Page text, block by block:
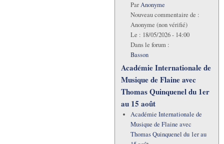
ParAnonyme
Nouveau commentaire de :
Anonyme (non vérifié)
Le : 18/05/2026 - 14:00
Dans le forum :
Basson
Académie Internationale de
Musique de Flaine avec
Thomas Quinquenel du 1er
au 15 août
Académie Internationale de
Musique de Flaine avec
Thomas Quinquenel du 1er au